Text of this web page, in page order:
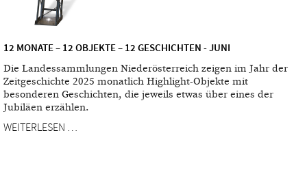
12 MONATE – 12 OBJEKTE – 12 GESCHICHTEN - JUNI
Die Landessammlungen Niederösterreich zeigen im Jahr der
Zeitgeschichte 2025 monatlich Highlight-Objekte mit
besonderen Geschichten, die jeweils etwas über eines der
Jubiläen erzählen.
WEITERLESEN …